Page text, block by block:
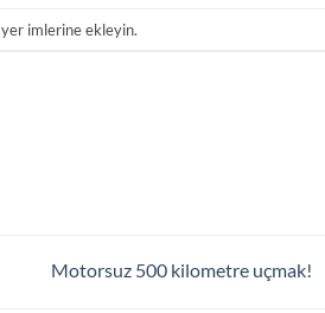
yer imlerine ekleyin.
Motorsuz 500 kilometre uçmak!